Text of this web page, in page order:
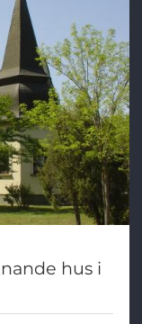
hus i